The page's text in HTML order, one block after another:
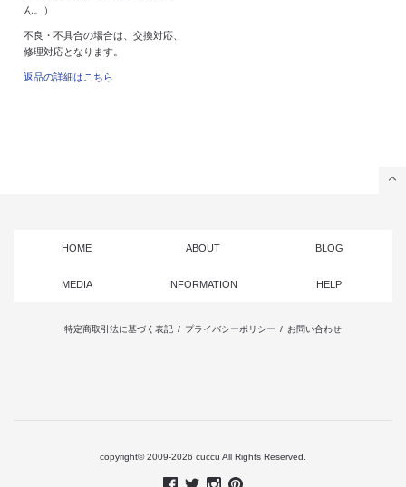
ん。）
不良・不具合の場合は、交換対応、
修理対応となります。
返品の詳細はこちら
HOME ABOUT BLOG
MEDIA INFORMATION HELP
特定商取引法に基づく表記 / プライバシーポリシー / お問い合わせ
copyright© 2009-2026 cuccu All Rights Reserved.